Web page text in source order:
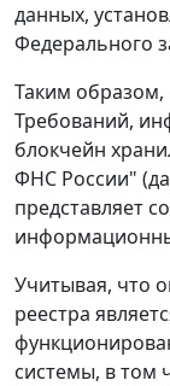
данных,
Федерального
Таким образом,
Требований,
блокчейн
ФНС России"
представляет
Учитывая, что
реестра
системы, в том